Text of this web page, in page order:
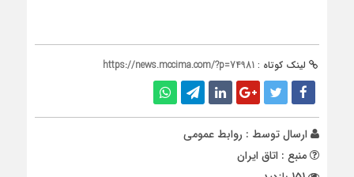
لینک کوتاه : https://news.mccima.com/?p=74981
ارسال توسط : روابط عمومی
منبع : اتاق ایران